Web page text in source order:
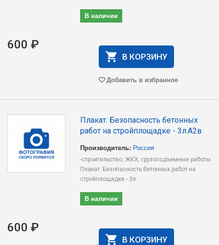
В наличии
600 ₽
В КОРЗИНУ
Добавить в избранное
Плакат: Безопасность бетонных
работ на стройплощадке - 3л.А2в
Производитель: Россия
-строительство, ЖКХ, грузоподъемные работы
Плакат: Безопасность бетонных работ на
стройплощадке - 3л..
В наличии
600 ₽
В КОРЗИНУ